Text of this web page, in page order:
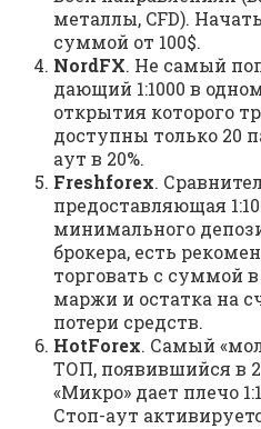
металлы, CFD).
суммой от 100$.
NordFX. Не самый
дающий 1:1000 в
открытия которого
доступны только 20
аут в 20%.
Freshforex.
предоставляющая
минимального
брокера, есть
торговать с суммой
маржи и остатка на
потери средств.
HotForex. Самый
ТОП, появившийся в
«Микро» дает плечо
Стоп-аут